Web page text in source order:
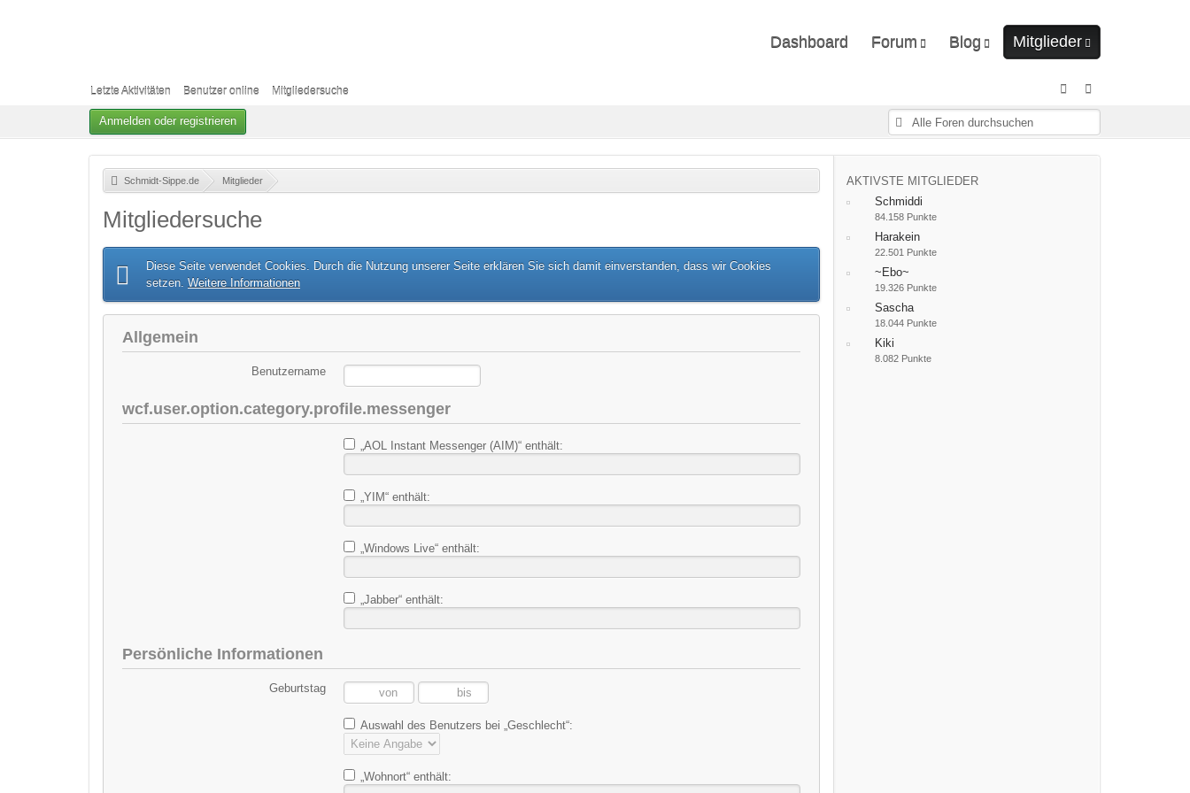
Anmelden oder registrieren
Dashboard Forum Blog Mitglieder
Benutzer online
Mitgliedersuche
Letzte Aktivitäten Benutzer online Mitgliedersuche
Schmidt-Sippe.de Mitglieder
Mitgliedersuche
Diese Seite verwendet Cookies. Durch die Nutzung unserer Seite erklären Sie sich damit einverstanden, dass wir Cookies
setzen. Weitere Informationen
Allgemein
Benutzername
wcf.user.option.category.profile.messenger
„AOL Instant Messenger (AIM)“ enthält:
„YIM“ enthält:
„Windows Live“ enthält:
„Jabber“ enthält:
Persönliche Informationen
Geburtstag
Auswahl des Benutzers bei „Geschlecht“:
„Wohnort“ enthält:
AKTIVSTE MITGLIEDER
Schmiddi
84.158 Punkte
Harakein
22.501 Punkte
~Ebo~
19.326 Punkte
Sascha
18.044 Punkte
Kiki
8.082 Punkte